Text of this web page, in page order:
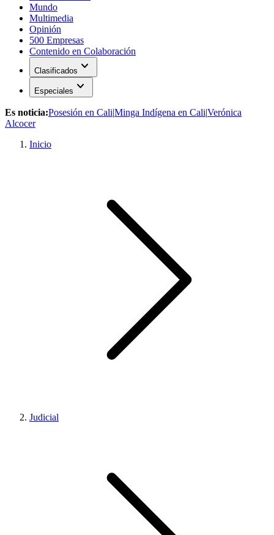
Mundo
Multimedia
Opinión
500 Empresas
Contenido en Colaboración
Clasificados expand_more
Especiales expand_more
Es noticia:Posesión en Cali|Minga Indígena en Cali|Verónica
Alcocer
Inicio
Judicial